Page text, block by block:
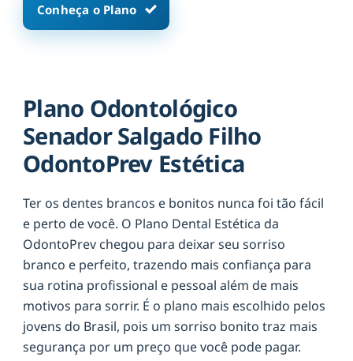
Conheça o Plano
Plano Odontológico
Senador Salgado Filho
OdontoPrev Estética
Ter os dentes brancos e bonitos nunca foi tão fácil
e perto de você. O Plano Dental Estética da
OdontoPrev chegou para deixar seu sorriso
branco e perfeito, trazendo mais confiança para
sua rotina profissional e pessoal além de mais
motivos para sorrir. É o plano mais escolhido pelos
jovens do Brasil, pois um sorriso bonito traz mais
segurança por um preço que você pode pagar.